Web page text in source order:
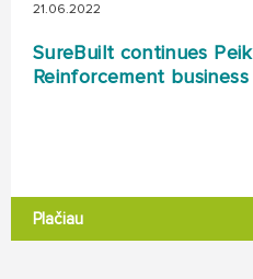
21.06.2022
SureBuilt continues
Reinforcement
Plačiau